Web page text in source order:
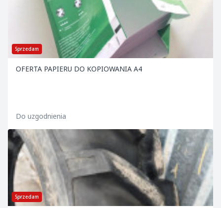
Sprzedam
OFERTA PAPIERU DO KOPIOWANIA A4
Do uzgodnienia
Sprzedam